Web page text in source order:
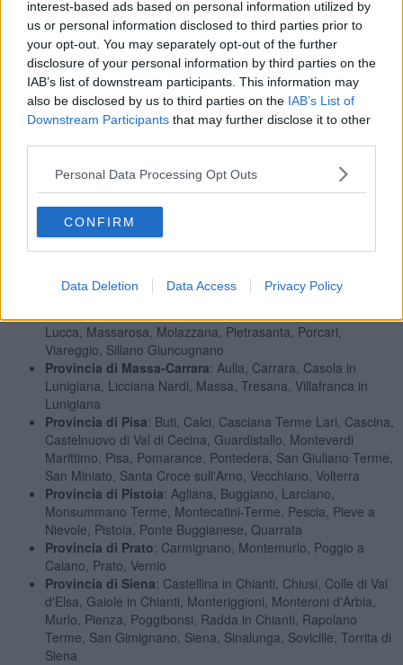
interest-based ads based on personal information utilized by
us or personal information disclosed to third parties prior to
your opt-out. You may separately opt-out of the further
disclosure of your personal information by third parties on the
IAB’s list of downstream participants. This information may
also be disclosed by us to third parties on the IAB’s List of
Downstream Participants that may further disclose it to other
Personal Data Processing Opt Outs
CONFIRM
Data Deletion Data Access Privacy Policy
Provincia di Arezzo: Arezzo, Bucine, Castel Focognano,
Castiglion Fiorentino, Cortona, Loro Ciuffenna,
Montemignaio, Monterchi, Montevarchi, Poppi, Sansepolcro,
Subbiano, Terranuova Bracciolini
Città metropolitana di Firenze: Bagno a Ripoli, Barberino di
Mugello, Borgo San Lorenzo, Calenzano, Campi Bisenzio,
Chianti, Impruneta, Lastra a Signa, Montaione, Montelupo
Fiorentino, Pontassieve, Rignano sull'Arno, Scandicci, Sesto
Fiorentino, Signa, Vinci, Figline e Incisa Valdarno
Provincia di Grosseto
della Pescaia, Follonica, Grosseto, Isola del Giglio, Magliano
in Toscana, Massa Marittima, Monte Argentario, Seggiano
Collesalvetti, Livorno, Piombino, Rosignano Marittimo, Rio
Provincia di Lucca
: Barga, Borgo a Mozzano, Camaiore,
Lucca, Massarosa, Molazzana, Pietrasanta, Porcari,
Viareggio, Sillano Giuncugnano
Provincia di Massa-Carrara: Aulla, Carrara, Casola in
Lunigiana, Licciana Nardi, Massa, Tresana, Villafranca in
Lunigiana
Provincia di Pisa: Buti, Calci, Casciana Terme Lari, Cascina,
Castelnuovo di Val di Cecina, Guardistallo, Monteverdi
Marittimo, Pisa, Pomarance, Pontedera, San Giuliano Terme,
San Miniato, Santa Croce sull'Arno, Vecchiano, Volterra
Provincia di Pistoia: Agliana, Buggiano, Larciano,
Monsummano Terme, Montecatini-Terme, Pescia, Pieve a
Nievole, Pistoia, Ponte Buggianese, Quarrata
Provincia di Prato: Carmignano, Montemurlo, Poggio a
Caiano, Prato, Vernio
Provincia di Siena: Castellina in Chianti, Chiusi, Colle di Val
d'Elsa, Gaiole in Chianti, Monteriggioni, Monteroni d'Arbia,
Murlo, Pienza, Poggibonsi, Radda in Chianti, Rapolano
Terme, San Gimignano, Siena, Sinalunga, Sovicille, Torrita di
Siena